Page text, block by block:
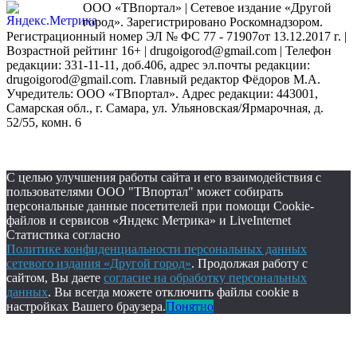
ООО «ТВпортал» | Сетевое издание «Другой
город». Зарегистрировано Роскомнадзором.
Регистрационный номер ЭЛ № ФС 77 - 71907от 13.12.2017 г. |
Возрастной рейтинг 16+ | drugoigorod@gmail.com | Телефон
редакции: 331-11-11, доб.406, адрес эл.почты редакции:
drugoigorod@gmail.com. Главный редактор Фёдоров М.А.
Учредитель: ООО «ТВпортал». Адрес редакции: 443001,
Самарская обл., г. Самара, ул. Ульяновская/Ярмарочная, д.
52/55, комн. 6
С целью улучшения работы сайта и его взаимодействия с
пользователями ООО "ТВпортал" может собирать
персональные данные посетителей при помощи Cookie-
файлов и сервисов «Яндекс Метрика» и LiveInternet
Статистика согласно
Политике конфиденциальности персональных данных
сетевого издания «Другой город». Продолжая работу с
сайтом, Вы даете согласие на обработку персональных
данных. Вы всегда можете отключить файлы cookie в
настройках Вашего браузера.Понятно